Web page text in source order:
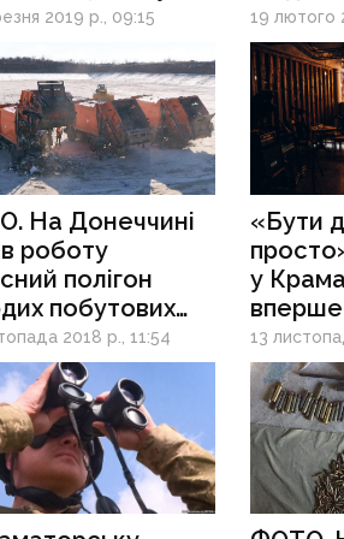
«Картку
2019 р., 09:15 19 лютого
На Донеччині
роботу
полігон
побутових
за 132 млн грн
2018 р., 11:54
«Бути
у
13